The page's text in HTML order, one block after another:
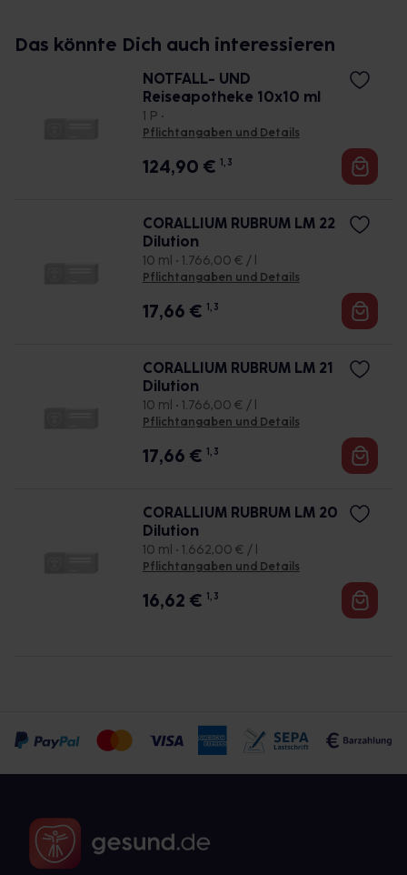
Das könnte Dich auch interessieren
NOTFALL- UND
Reiseapotheke 10x10 ml
1 P •
Pflichtangaben und Details
124,90 € 1, 3
CORALLIUM RUBRUM LM 22
Dilution
10 ml • 1.766,00 € / l
Pflichtangaben und Details
17,66 € 1, 3
CORALLIUM RUBRUM LM 21
Dilution
10 ml • 1.766,00 € / l
Pflichtangaben und Details
17,66 € 1, 3
CORALLIUM RUBRUM LM 20
Dilution
10 ml • 1.662,00 € / l
Pflichtangaben und Details
16,62 € 1, 3